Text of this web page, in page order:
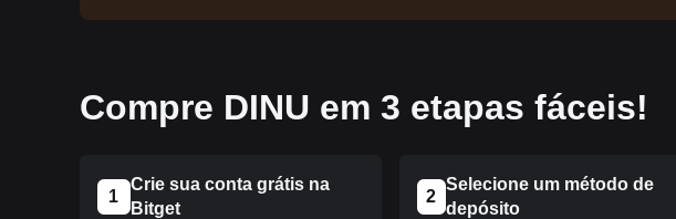
Compre DINU em 3 etapas fáceis!
1
Crie sua conta grátis na
Bitget
2
Selecione um método de
depósito